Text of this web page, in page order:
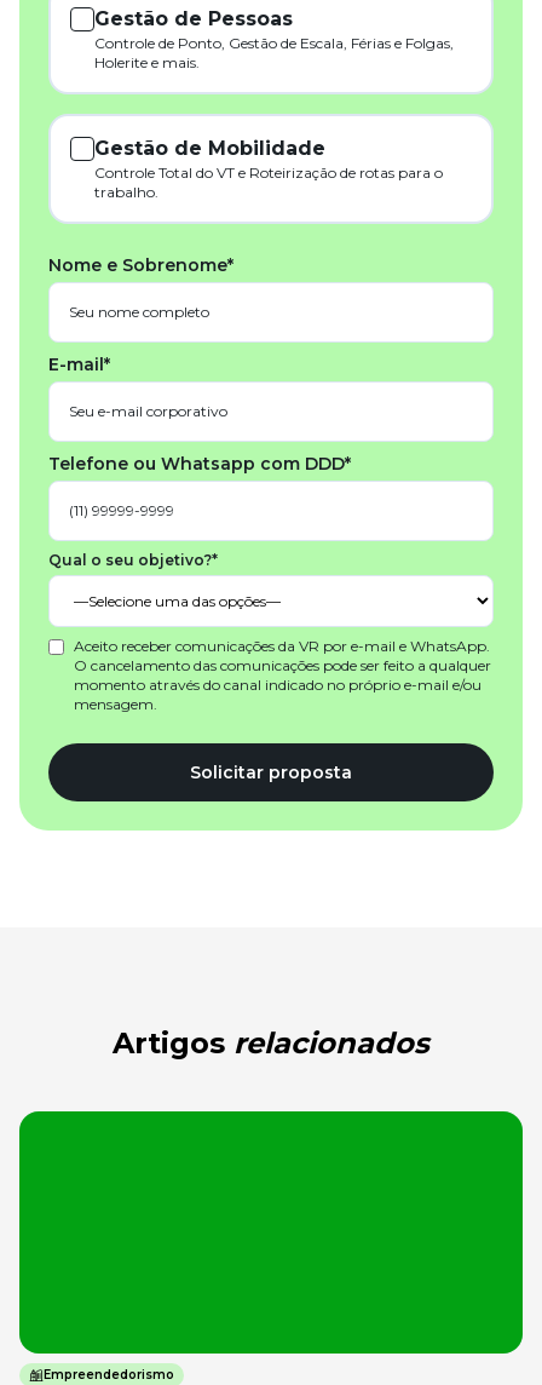
Gestão de Pessoas
Controle de Ponto, Gestão de Escala, Férias e Folgas,
Holerite e mais.
Gestão de Mobilidade
Controle Total do VT e Roteirização de rotas para o
trabalho.
Nome e Sobrenome*
E-mail*
Telefone ou Whatsapp com DDD*
Qual o seu objetivo?*
Aceito receber comunicações da VR por e-mail e WhatsApp.
O cancelamento das comunicações pode ser feito a qualquer
momento através do canal indicado no próprio e-mail e/ou
mensagem.
Solicitar proposta
Artigos relacionados
Empreendedorismo